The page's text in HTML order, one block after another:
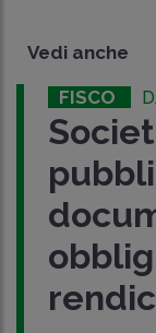
Vedi anche
FISCO